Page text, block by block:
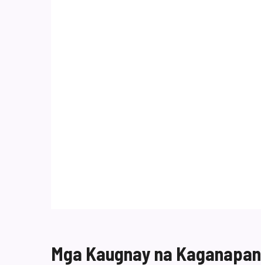
Mga Kaugnay na Kaganapan